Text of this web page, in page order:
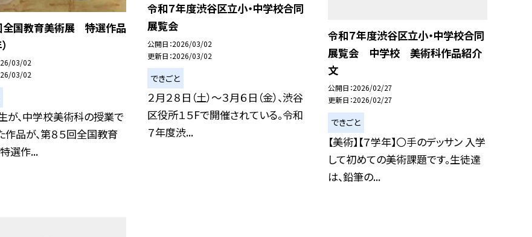
全国教育美術展 特選作品
03/02
03/02
生が、中学校美術科の授業で
作品が、第８５回全国教育
選作...
令和７年度渋谷区立小・中学校合同
展覧会
公開日 2026/03/02
更新日 2026/03/02
できごと
２月２８日（土）～３月６日（金）、渋谷
区役所１５Fで開催されている。令和
７年度渋...
令和７年度渋谷区立小・中学校合同
展覧会 中学校 美術科作品紹介
文
公開日 2026/02/27
更新日 2026/02/27
できごと
【美術】【７学年】〇手のデッサン 入学
して初めての美術課題です。生徒達
は、鉛筆の...